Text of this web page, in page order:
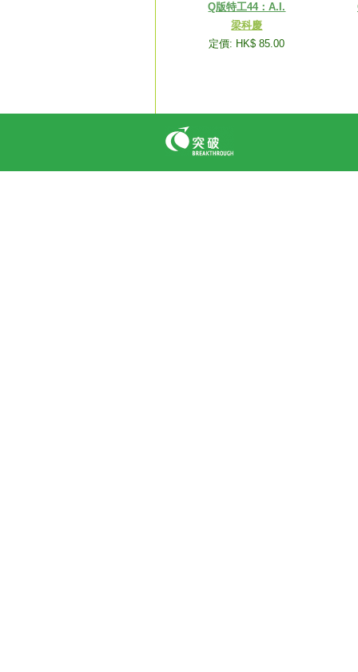
Q版特工44：A.I.
梁科慶
定價: HK$ 85.00